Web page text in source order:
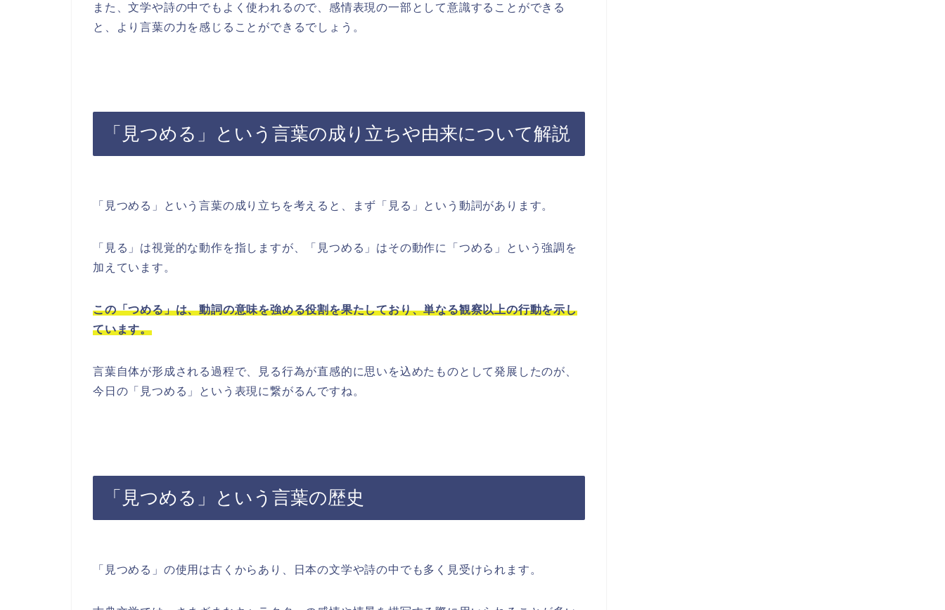
また、文学や詩の中でもよく使われるので、感情表現の一部として意識することができる
と、より言葉の力を感じることができるでしょう。
「見つめる」という言葉の成り立ちや由来について解説
「見つめる」という言葉の成り立ちを考えると、まず「見る」という動詞があります。
「見る」は視覚的な動作を指しますが、「見つめる」はその動作に「つめる」という強調を
加えています。
この「つめる」は、動詞の意味を強める役割を果たしており、単なる観察以上の行動を示し
ています。
言葉自体が形成される過程で、見る行為が直感的に思いを込めたものとして発展したのが、
今日の「見つめる」という表現に繋がるんですね。
「見つめる」という言葉の歴史
「見つめる」の使用は古くからあり、日本の文学や詩の中でも多く見受けられます。